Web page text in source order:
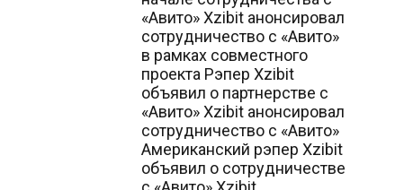
«Авито» Xzibit анонсировал
сотрудничество с «Авито»
в рамках совместного
проекта Рэпер Xzibit
объявил о партнерстве с
«Авито» Xzibit анонсировал
сотрудничество с «Авито»
Американский рэпер Xzibit
объявил о сотрудничестве